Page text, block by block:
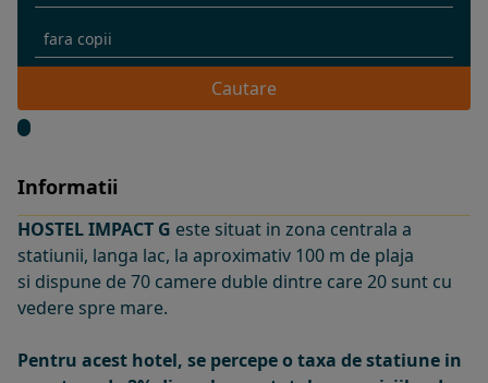
Cautare
Informatii
HOSTEL IMPACT G este situat in zona centrala a
statiunii, langa lac, la aproximativ 100 m de plaja
si dispune de 70 camere duble dintre care 20 sunt cu
vedere spre mare.
Pentru acest hotel, se percepe o taxa de statiune in